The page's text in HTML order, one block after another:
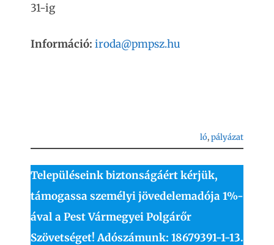
31-ig
Információ: iroda@pmpsz.hu
ló, pályázat
Településeink biztonságáért kérjük,
támogassa személyi jövedelemadója 1%-
ával a Pest Vármegyei Polgárőr
Szövetséget! Adószámunk: 18679391-1-13.